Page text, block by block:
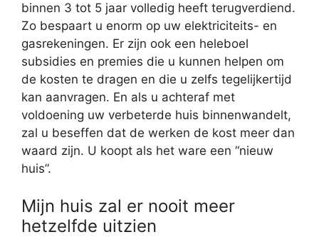
binnen 3 tot 5 jaar volledig heeft terugverdiend.
Zo bespaart u enorm op uw elektriciteits- en
gasrekeningen. Er zijn ook een heleboel
subsidies en premies die u kunnen helpen om
de kosten te dragen en die u zelfs tegelijkertijd
kan aanvragen. En als u achteraf met
voldoening uw verbeterde huis binnenwandelt,
zal u beseffen dat de werken de kost meer dan
waard zijn. U koopt als het ware een “nieuw
huis”.
Mijn huis zal er nooit meer
hetzelfde uitzien